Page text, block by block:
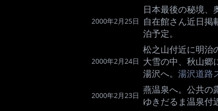
2000年2月25日
日本最後の秘境、
自在館さん近日掲
泊予定。
2000年2月24日
松之山付近に明治
大雪の中、秋山郷
湯沢へ。 湯沢道路
2000年2月23日
燕温泉へ。公共の
ゆきだるま温泉付